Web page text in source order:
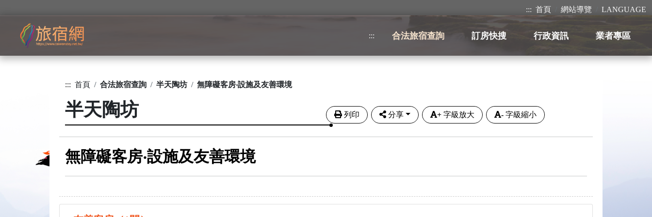
::: 首頁 網站導覽 LANGUAGE
::: 合法旅宿查詢 訂房快搜 行政資訊 業者專區
::: 首頁 合法旅宿查詢 半天陶坊 無障礙客房‧設施及友善環境
半天陶坊 列印 分享 + 字級放大 - 字級縮小
無障礙客房‧設施及友善環境